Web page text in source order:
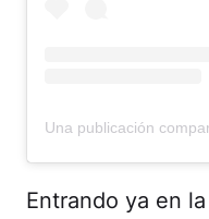
Entrando ya en